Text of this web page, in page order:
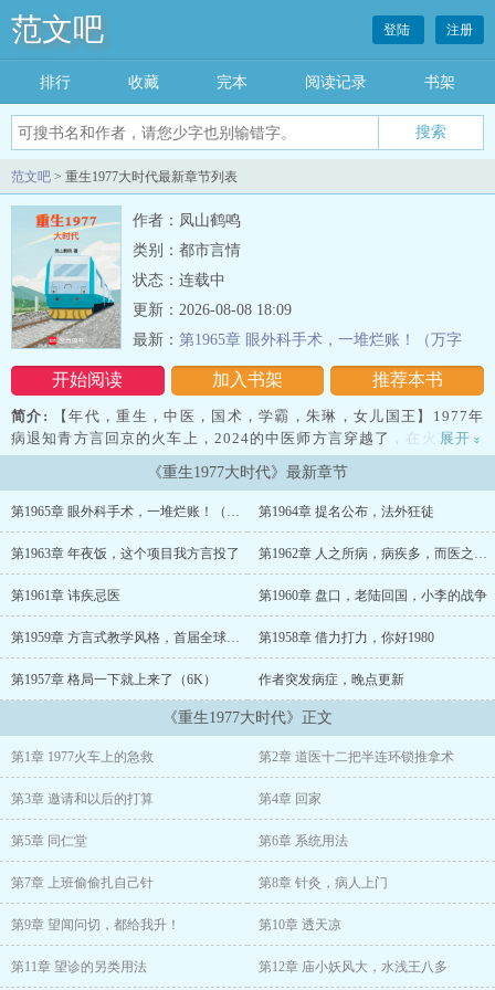
范文吧 登陆 注册
排行 收藏 完本 阅读记录 书架
范文吧 > 重生1977大时代最新章节列表
作者：凤山鹤鸣
类别：都市言情
状态：连载中
开始阅读 加入书架 推荐本书
更新：2026-08-08 18:09
最新： 第1965章 眼外科手术，一堆烂账！（万字
大章）
简介:
【年代，重生，中医，国术，学霸，朱琳，女儿国王】1977年
病退知青方言回京的火车上，2024的中医师方言穿越了，在火车上他
碰巧从死亡线上救回了一位进京的官员，回京后他一边在同仁堂上
班，一边等着高考恢复的消息，靠着穿越前信息爆炸的知识和超高的
治愈率，他很快就小有名气。
拜了个会国术的老中医为师，然后他发现自己师兄居然是什刹海体校
武术队的教练，自己就莫名成了李连杰，赵文卓的师叔辈……某天他
发现自己在协和上班的老娘，带得实习医生有个闺蜜，居然是女儿国
王朱琳。
年代文里出现率很高的女主角，就这么水灵灵的出现在自己面前了。
随后恢复高考的消息也如约而至，早已提前复习的方言胸有成竹，准
备挑战前世中医的最高学府，和前世那些站在讲台的教授名医做同
展开 »
《重生1977大时代》最新章节
第1965章 眼外科手术，一堆烂账！（万字大章） 第1964章 提名公布，法外狂徒
第1963章 年夜饭，这个项目我方言投了 第1962章 人之所病，病疾多，而医之所病，病道少。
第1961章 讳疾忌医 第1960章 盘口，老陆回国，小李的战争
第1959章 方言式教学风格，首届全球中医奖提名 第1958章 借力打力，你好1980
第1957章 格局一下就上来了（6K） 作者突发病症，晚点更新
《重生1977大时代》正文
第1章 1977火车上的急救 第2章 道医十二把半连环锁推拿术
第3章 邀请和以后的打算 第4章 回家
第5章 同仁堂 第6章 系统用法
第7章 上班偷偷扎自己针 第8章 针灸，病人上门
第9章 望闻问切，都给我升！ 第10章 透天凉
第11章 望诊的另类用法 第12章 庙小妖风大，水浅王八多